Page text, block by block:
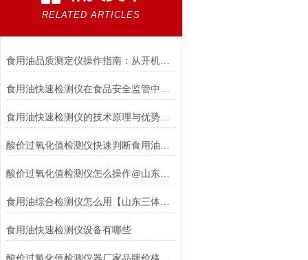
RELATED ARTICLES
食用油品质测定仪操作指南：从开机到读懂TPM值的每一步​
食用油快速检测仪的技术原理与优势分析
酸价过氧化值检测仪怎么操作@山东三体仪器厂家带你了解
食用油综合检测仪怎么用【山东三体】厂家直销无中间商赚差价
食用油快速检测仪设备有哪些